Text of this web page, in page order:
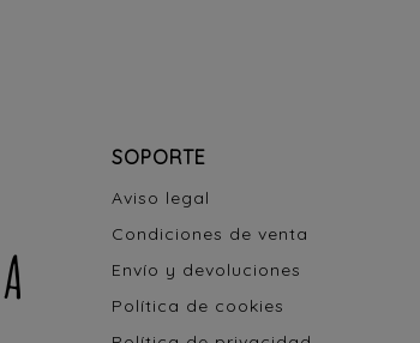
SOPORTE
Aviso legal
Condiciones de venta
Envío y devoluciones
Política de cookies